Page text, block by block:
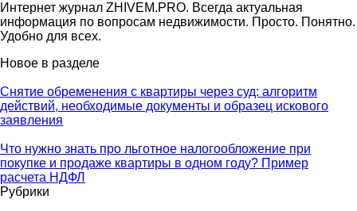
Интернет журнал ZHIVEM.PRO. Всегда актуальная
информация по вопросам недвижимости. Просто. Понятно.
Удобно для всех.
Новое в разделе
Снятие обременения с квартиры через суд: алгоритм
действий, необходимые документы и образец искового
заявления
Что нужно знать про льготное налогообложение при
покупке и продаже квартиры в одном году? Пример
расчета НДФЛ
Рубрики